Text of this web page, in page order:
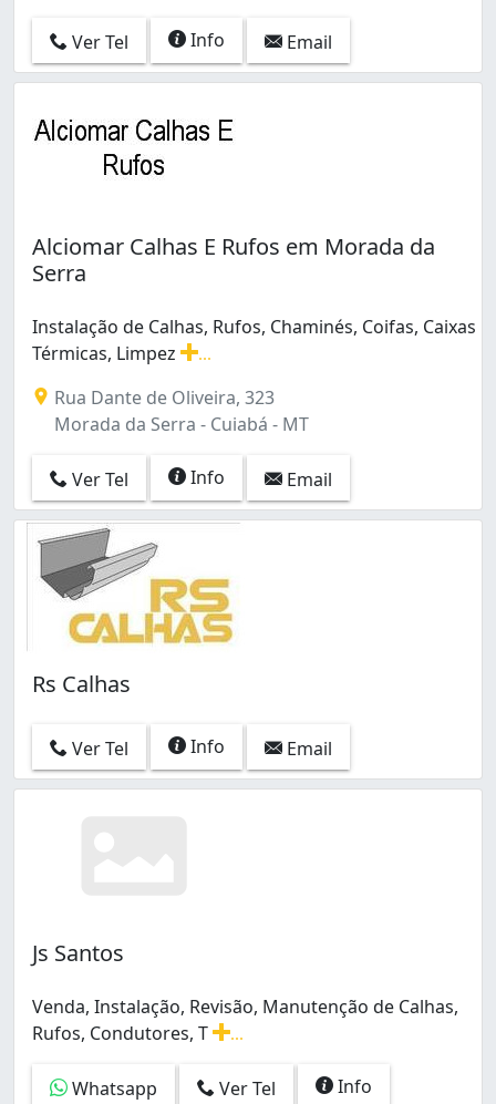
Ver Tel Info Email
Alciomar Calhas E Rufos em Morada da
Serra
Instalação de Calhas, Rufos, Chaminés, Coifas, Caixas
Térmicas, Limpez
Rua Dante de Oliveira, 323
Morada da Serra - Cuiabá - MT
Ver Tel Info Email
Rs Calhas
Ver Tel Info Email
Js Santos
Venda, Instalação, Revisão, Manutenção de Calhas,
Rufos, Condutores, T
Whatsapp
Ver Tel Info